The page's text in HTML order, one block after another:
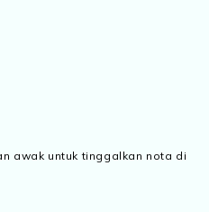
awak untuk tinggalkan nota di